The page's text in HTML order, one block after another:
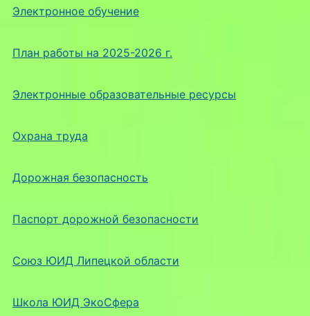
Электронное обучение
План работы на 2025-2026 г.
Электронные образовательные ресурсы
Охрана труда
Дорожная безопасность
Паспорт дорожной безопасности
Союз ЮИД Липецкой области
Школа ЮИД ЭкоСфера